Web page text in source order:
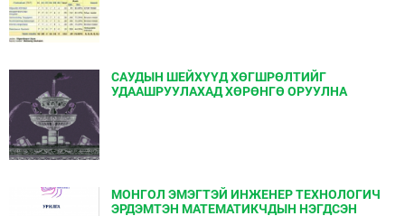
САУДЫН ШЕЙХҮҮД ХӨГШРӨЛТИЙГ
УДААШРУУЛАХАД ХӨРӨНГӨ ОРУУЛНА
МОНГОЛ ЭМЭГТЭЙ ИНЖЕНЕР ТЕХНОЛОГИЧ
ЭРДЭМТЭН МАТЕМАТИКЧДЫН НЭГДСЭН